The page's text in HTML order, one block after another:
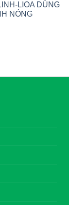
LIOA DÙNG
NÓNG